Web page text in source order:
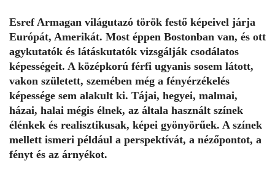
Esref Armagan világutazó török festő képeivel járja
Európát, Amerikát. Most éppen Bostonban van, és ott
agykutatók és látáskutatók vizsgálják csodálatos
képességeit. A középkorú férfi ugyanis sosem látott,
vakon született, szemében még a fényérzékelés
képessége sem alakult ki. Tájai, hegyei, malmai,
házai, halai mégis élnek, az általa használt színek
élénkek és realisztikusak, képei gyönyörűek. A színek
mellett ismeri például a perspektívát, a nézőpontot, a
fényt és az árnyékot.